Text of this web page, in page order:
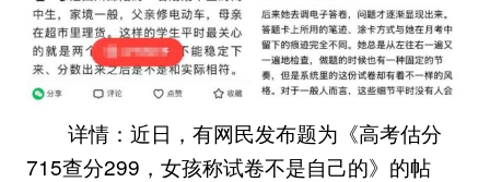
详情： 近日，有网民发布题为《高考估分
715查分299，女孩称试卷不是自己的》的帖